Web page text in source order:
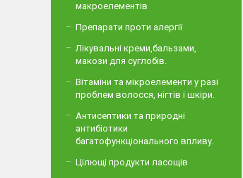
макроелементів
Препарати проти алергії
Лікувальні креми,бальзами,
макози для суглобів.
Вітаміни та мікроелементи у разі
проблем волосся, нігтів і шкіри.
Антисептики та природні
антибіотики
багатофункціонального впливу.
Цілющі продукти ласощів